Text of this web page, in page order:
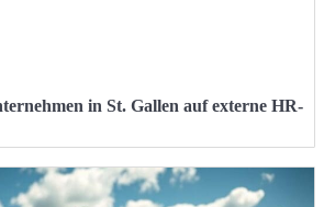
in St. Gallen auf externe HR-